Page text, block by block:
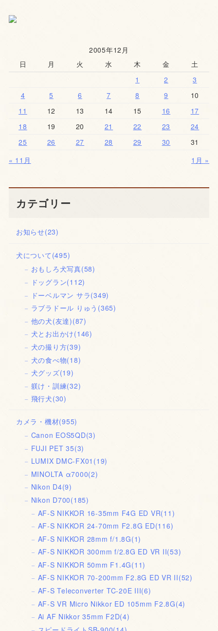
2005年12月
日
月 火 水 木 金
土
1
2
3
4
5 6 7 8 9
10
11
12 13 14 15 16
17
18
19 20 21 22 23
24
25
26 27 28 29 30
31
« 11月
1月 »
カテゴリー
お知らせ(23)
犬について (495)
おもしろ犬写真(58)
ドッグラン(112)
ドーベルマン サラ(349)
ラブラドール りゅう (365)
他の犬(友達)(87)
犬とお出かけ(146)
犬の撮り方(39)
犬の食べ物(18)
犬グッズ(19)
躾け・訓練(32)
飛行犬(30)
カメラ・機材(955)
Canon EOS5QD(3)
FUJI PET 35(3)
LUMIX DMC-FX01 (19)
MINOLTA α7000(2)
Nikon D4(9)
Nikon D700(185)
AF-S NIKKOR 16-35mm F4G ED VR(11)
AF-S NIKKOR 24-70mm F2.8G ED(116)
AF-S NIKKOR 28mm f/1.8G(1)
AF-S NIKKOR 300mm f/2.8G ED VR II(53)
AF-S NIKKOR 50mm F1.4G(11)
AF-S NIKKOR 70-200mm F2.8G ED VR II(52)
AF-S Teleconverter TC-20E III(6)
AF-S VR Micro Nikkor ED 105mm F2.8G(4)
Ai AF Nikkor 35mm F2D(4)